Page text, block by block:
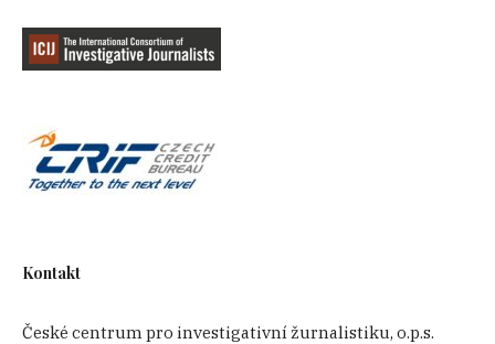
Kontakt
České centrum pro investigativní žurnalistiku, o.p.s.